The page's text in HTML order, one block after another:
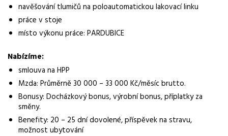
Lokalita nabídky
Chrudim
Manuvia DreamJob s.r.o.
Plný úvazek
Mzda
30 000 - 33 000 Kč
navěšování tlumičů na poloautomatickou lakovací linku
práce v stoje
místo výkonu práce: PARDUBICE
Nabízíme:
smlouva na HPP
Mzda: Průměrně 30 000 – 33 000 Kč/měsíc brutto.
Bonusy: Docházkový bonus, výrobní bonus, příplatky za
směny.
Benefity: 20 – 25 dní dovolené, příspěvek na stravu,
možnost ubytování